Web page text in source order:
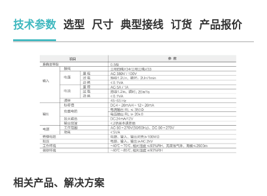
技术参数 选型 尺寸 典型接线 订货 产品报价
相关产品、解决方案